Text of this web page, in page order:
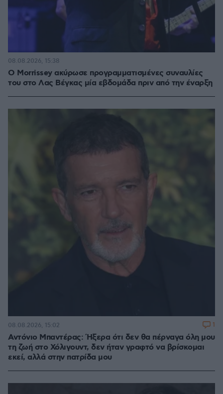
Ο Morrissey ακύρωσε προγραμματισμένες συναυλίες
του στο Λας Βέγκας μία εβδομάδα πριν από την έναρξη
08.08.2026, 15:38
Αντόνιο Μπαντέρας: Ήξερα ότι δεν θα πέρναγα όλη μου
τη ζωή στο Χόλιγουντ, δεν ήταν γραφτό να βρίσκομαι
εκεί, αλλά στην πατρίδα μου
08.08.2026, 15:02 1